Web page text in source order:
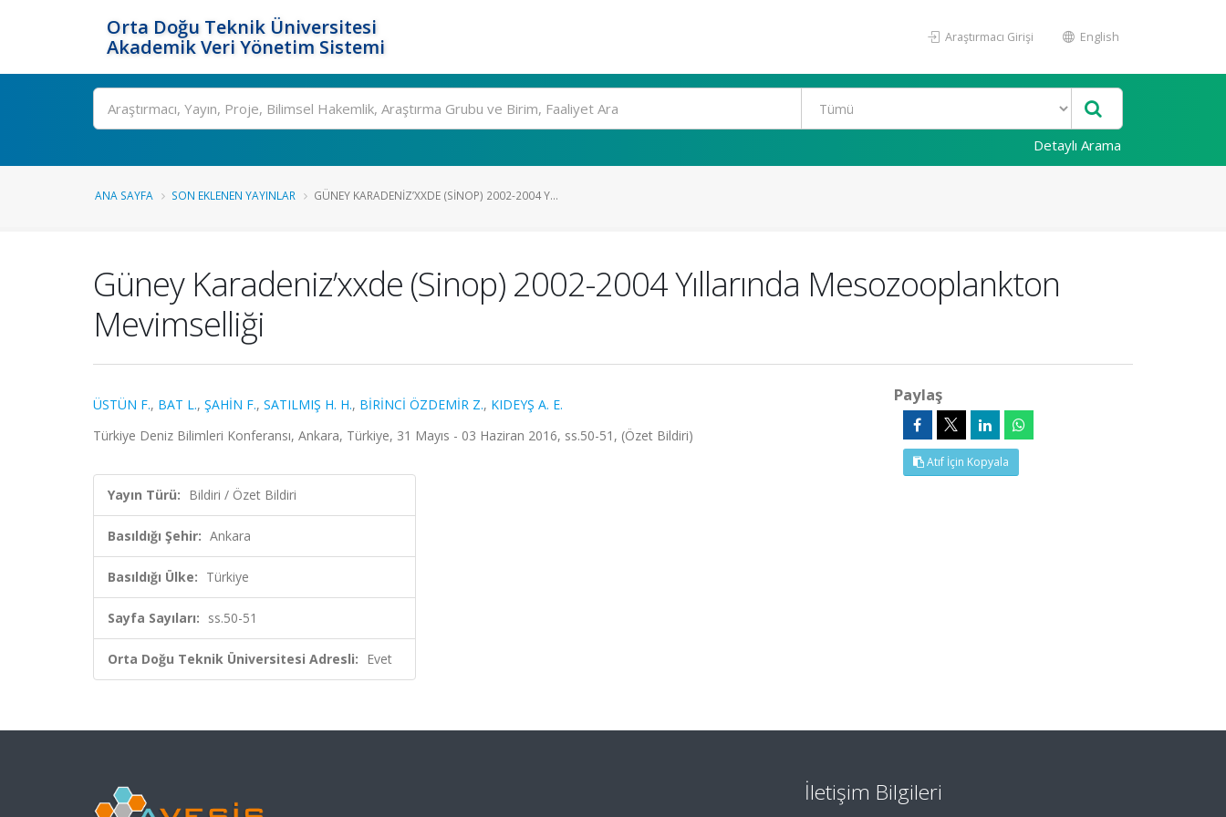
Orta Doğu Teknik Üniversitesi
Akademik Veri Yönetim Sistemi
Araştırmacı Girişi English
Ara
Detaylı Arama
ANA SAYFA SON EKLENEN YAYINLAR GÜNEY KARADENIZ’XXDE (SINOP) 2002-2004 Y...
Güney Karadeniz’xxde (Sinop) 2002-2004 Yıllarında Mesozooplankton
Mevimselliği
ÜSTÜN F., BAT L., ŞAHİN F., SATILMIŞ H. H., BİRİNCİ ÖZDEMİR Z., KIDEYŞ A. E.
Türkiye Deniz Bilimleri Konferansı, Ankara, Türkiye, 31 Mayıs - 03 Haziran 2016, ss.50-51, (Özet Bildiri)
Yayın Türü: Bildiri / Özet Bildiri
Basıldığı Şehir: Ankara
Basıldığı Ülke: Türkiye
Sayfa Sayıları: ss.50-51
Orta Doğu Teknik Üniversitesi Adresli: Evet
Paylaş
Atıf İçin Kopyala
İletişim Bilgileri